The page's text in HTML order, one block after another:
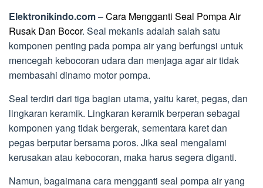
Elektronikindo.com–Cara Mengganti Seal Pompa Air
Rusak Dan Bocor. Seal mekanis adalah salah satu
komponen penting pada pompa air yang berfungsi untuk
mencegah kebocoran udara dan menjaga agar air tidak
membasahi dinamo motor pompa.
Seal terdiri dari tiga bagian utama, yaitu karet, pegas, dan
lingkaran keramik. Lingkaran keramik berperan sebagai
komponen yang tidak bergerak, sementara karet dan
pegas berputar bersama poros. Jika seal mengalami
kerusakan atau kebocoran, maka harus segera diganti.
Namun, bagaimana cara mengganti seal pompa air yang